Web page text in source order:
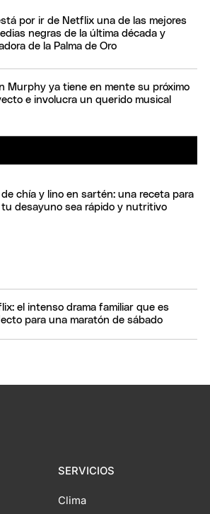
por ir de Netflix una de las mejores
negras de la última década y
de la Palma de Oro
Murphy ya tiene en mente su próximo
e involucra un querido musical
de chía y lino en sartén: una receta para
desayuno sea rápido y nutritivo
el intenso drama familiar que es
para una maratón de sábado
SERVICIOS
Clima